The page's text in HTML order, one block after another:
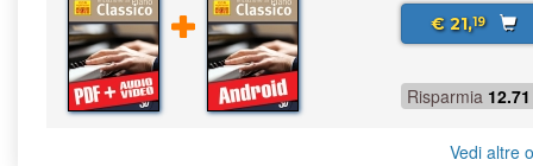
€ 21,19
Risparmia 12.71
Vedi altre